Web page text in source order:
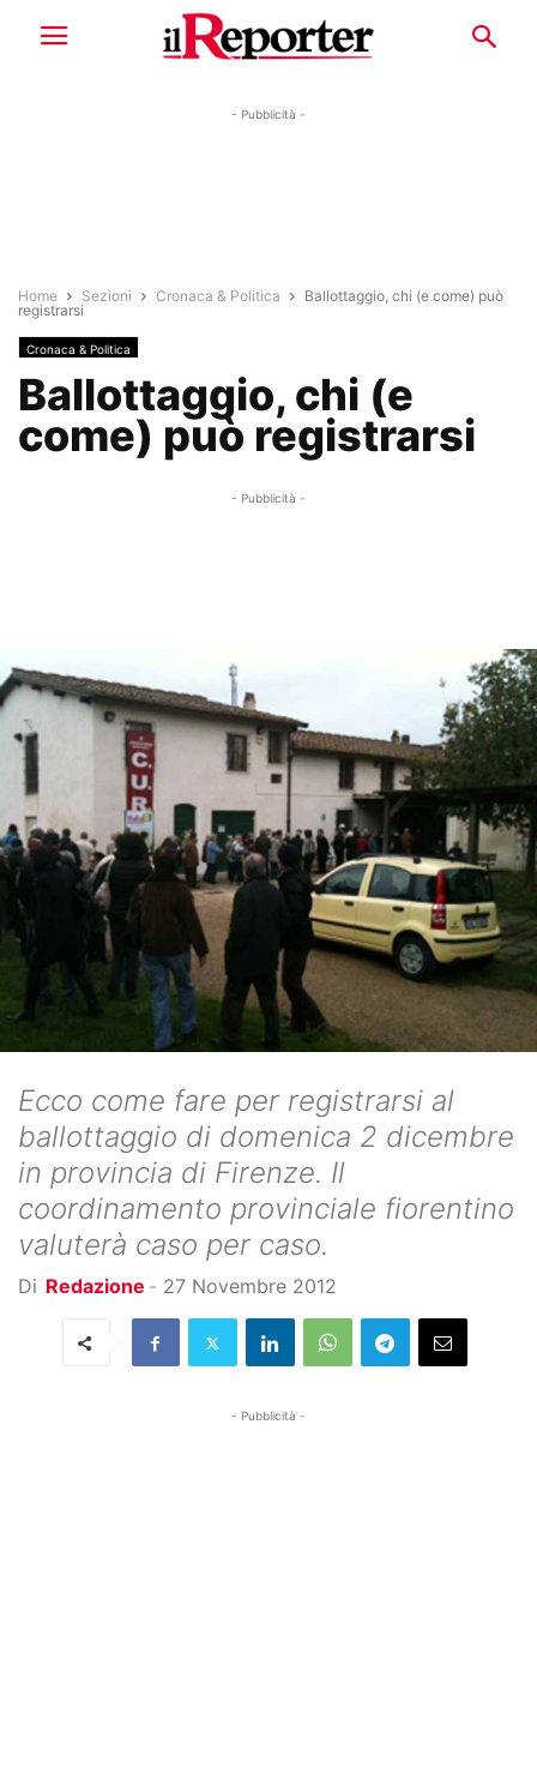
- Pubblicità -
Home Sezioni Cronaca & Politica
Ballottaggio, chi (e come) può
registrarsi
Cronaca & Politica
Ballottaggio, chi (e
come) può registrarsi
- Pubblicità -
Ecco come fare per registrarsi al
ballottaggio di domenica 2 dicembre
in provincia di Firenze. Il
coordinamento provinciale fiorentino
valuterà caso per caso.
Di Redazione - 27 Novembre 2012
- Pubblicità -